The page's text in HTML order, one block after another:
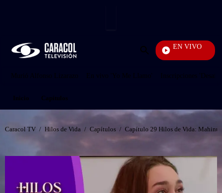
Enviar
EN VIVO
Murió Alfonso Lizarazo En vivo 'Yo Me Llamo' Inscripciones
Inicio Capítulos
Caracol TV / Hilos de Vida / Capítulos / Capítulo 29 Hilos de Vida: